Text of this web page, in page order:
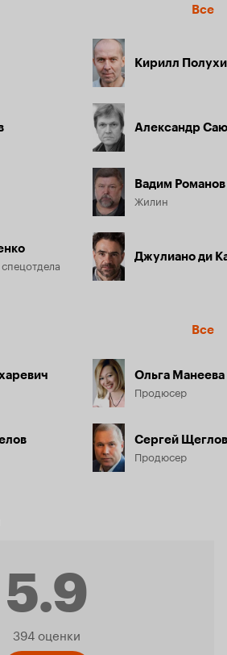
Все
Кирилл
Александр
Вадим Романов
Жилин
Джулиано ди
Все
Ольга Манеева
Продюсер
Сергей Щеглов
Продюсер
5.9
Рейтинг
394 оценки